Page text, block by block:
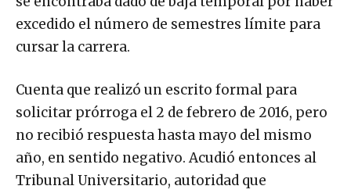
excedido el número de semestres límite para
cursar la carrera.
Cuenta que realizó un escrito formal para
solicitar prórroga el 2 de febrero de 2016, pero
no recibió respuesta hasta mayo del mismo
año, en sentido negativo. Acudió entonces al
Tribunal Universitario, autoridad que